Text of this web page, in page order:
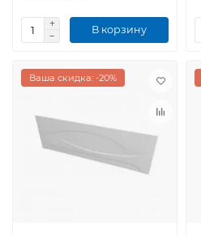
В корзину
Ваша скидка: -20%